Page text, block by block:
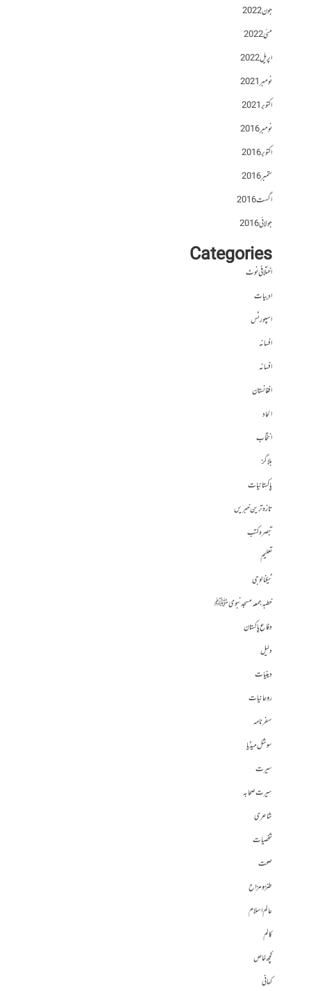
جون 2022
مئی 2022
اپریل 2022
نومبر 2021
اکتوبر 2021
نومبر 2016
اکتوبر 2016
ستمبر 2016
اگست 2016
جولائی 2016
Categories
اختلافی نوٹ
ادبیات
اسپورٹس
افسانہ
افسانہ
افغانستان
الحاد
انتخاب
بلاگز
پاکستانیات
تازہ ترین خبریں
تبصرہ کتب
تعلیم
ٹیکنالوجی
خطبہ جمعہ مسجد نبوی ﷺ
دفاع پاکستان
دلیل
دینیات
روحانیات
سفرنامہ
سوشل میڈیا
سیرت
سیرت صحابہ
شاعری
شخصیات
صحت
طنز و مزاح
عالم اسلام
کالم
کچھ خاص
کہانی